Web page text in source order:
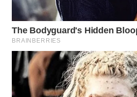
WN
KARAWANG
WN
BEKASI
WN
BOGOR